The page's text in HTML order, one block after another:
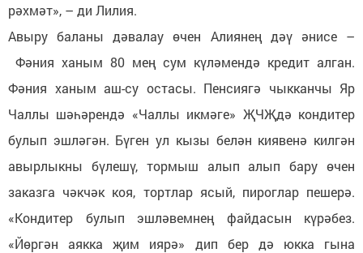
рәхмәт», – ди Лилия.
Авыру баланы дәвалау өчен Алиянең дәү әнисе –
Фәния ханым 80 мең сум күләмендә кредит алган.
Фәния ханым аш-су остасы. Пенсиягә чыкканчы Яр
Чаллы шәһәрендә «Чаллы икмәге» ҖЧҖдә кондитер
булып эшләгән. Бүген ул кызы белән киявенә килгән
авырлыкны бүлешү, тормыш алып алып бару өчен
заказга чәкчәк коя, тортлар ясый, пироглар пешерә.
«Кондитер булып эшләвемнең файдасын күрәбез.
«Йөргән аякка җим иярә» дип бер дә юкка гына